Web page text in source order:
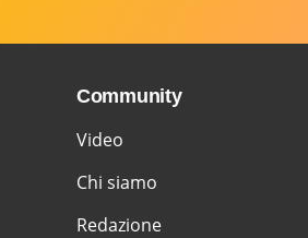
Community
Video
Chi siamo
Redazione